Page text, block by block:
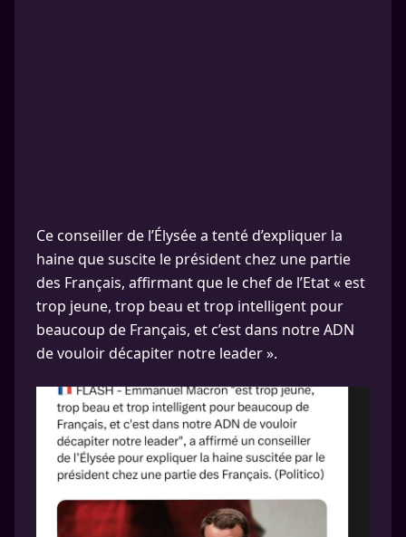
Ce conseiller de l’Élysée a tenté d’expliquer la
haine que suscite le président chez une partie
des Français, affirmant que le chef de l’Etat « est
trop jeune, trop beau et trop intelligent pour
beaucoup de Français, et c’est dans notre ADN
de vouloir décapiter notre leader ».